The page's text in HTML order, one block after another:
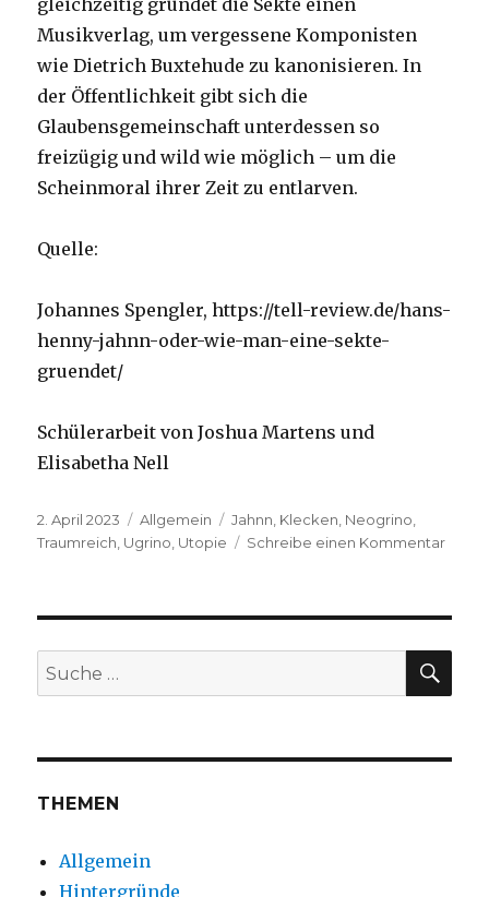
Musikverlag, um vergessene Komponisten
wie Dietrich Buxtehude zu kanonisieren. In
der Öffentlichkeit gibt sich die
Glaubensgemeinschaft unterdessen so
freizügig und wild wie möglich – um die
Scheinmoral ihrer Zeit zu entlarven.
Quelle:
Johannes Spengler, https://tell-review.de/hans-
henny-jahnn-oder-wie-man-eine-sekte-
gruendet/
Schülerarbeit von Joshua Martens und
Elisabetha Nell
Veröffentlicht
am
2. April 2023 Kategorien
Allgemein Schlagwörter
Jahnn Klecken Neogrino
Traumreich Ugrino Utopie Schreibe einen Kommentarzu
an
Suche
nach:
THEMEN
Allgemein
Hintergründe